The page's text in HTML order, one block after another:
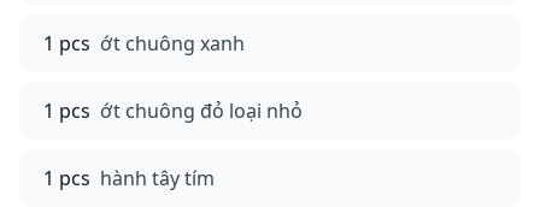
1 pcs ớt chuông xanh
1 pcs ớt chuông đỏ loại nhỏ
1 pcs hành tây tím